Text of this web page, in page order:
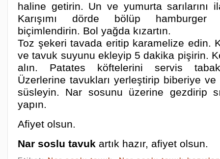
haline getirin. Un ve yumurta sarılarını
Karışımı dörde bölüp hamburger
biçimlendirin. Bol yağda kızartın.
Toz şekeri tavada eritip karamelize edin.
ve tavuk suyunu ekleyip 5 dakika pişirin.
alın. Patates köftelerini servis
Üzerlerine tavukları yerleştirip biberiye
süsleyin. Nar sosunu üzerine gezdirip
yapın.
Afiyet olsun.
Nar soslu tavuk artık hazır, afiyet olsun.